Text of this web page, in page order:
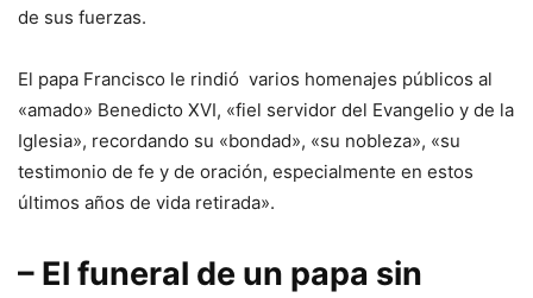
de sus fuerzas.
El papa Francisco le rindió varios homenajes públicos al
«amado» Benedicto XVI, «fiel servidor del Evangelio y de la
Iglesia», recordando su «bondad», «su nobleza», «su
testimonio de fe y de oración, especialmente en estos
últimos años de vida retirada».
– El funeral de un papa sin